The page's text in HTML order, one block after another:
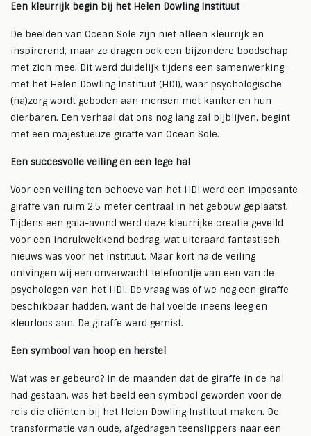
Een kleurrijk begin bij het Helen Dowling Instituut
De beelden van Ocean Sole zijn niet alleen kleurrijk en
inspirerend, maar ze dragen ook een bijzondere boodschap
met zich mee. Dit werd duidelijk tijdens een samenwerking
met het Helen Dowling Instituut (HDI), waar psychologische
(na)zorg wordt geboden aan mensen met kanker en hun
dierbaren. Een verhaal dat ons nog lang zal bijblijven, begint
met een majestueuze giraffe van Ocean Sole.
Een succesvolle veiling en een lege hal
Voor een veiling ten behoeve van het HDI werd een imposante
giraffe van ruim 2,5 meter centraal in het gebouw geplaatst.
Tijdens een gala-avond werd deze kleurrijke creatie geveild
voor een indrukwekkend bedrag, wat uiteraard fantastisch
nieuws was voor het instituut. Maar kort na de veiling
ontvingen wij een onverwacht telefoontje van een van de
psychologen van het HDI. De vraag was of we nog een giraffe
beschikbaar hadden, want de hal voelde ineens leeg en
kleurloos aan. De giraffe werd gemist.
Een symbool van hoop en herstel
Wat was er gebeurd? In de maanden dat de giraffe in de hal
had gestaan, was het beeld een symbool geworden voor de
reis die cliënten bij het Helen Dowling Instituut maken. De
transformatie van oude, afgedragen teenslippers naar een